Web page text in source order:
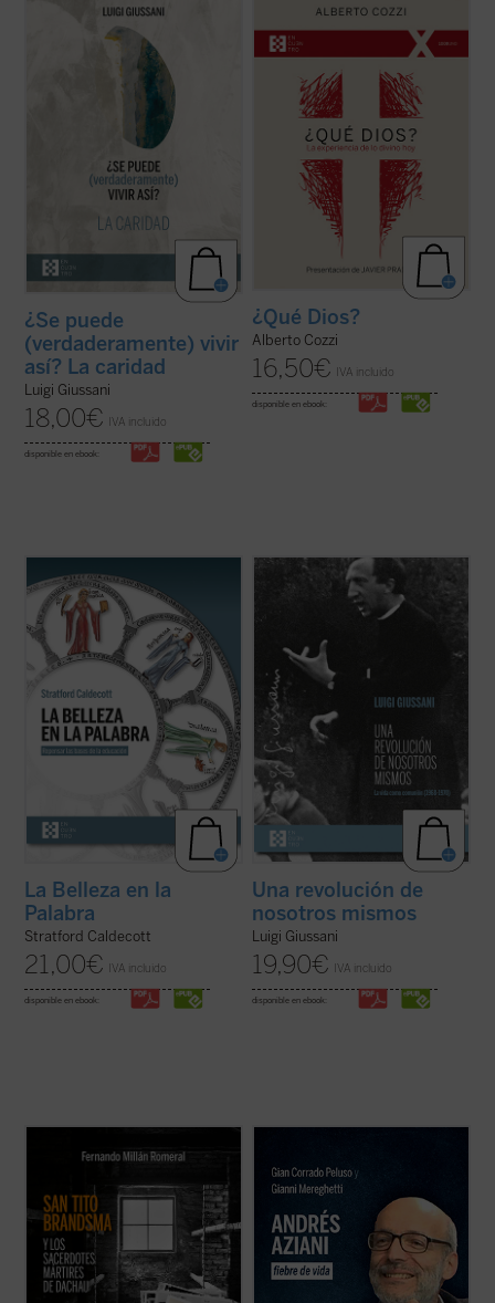
este tercer y último volumen dedicado a la
caridad, junto con su condición esencial, el
sacrificio, y su consecuencia práctica, la
(ver ficha)
¿Se puede
(verdaderamente) vivir
así? La caridad
Luigi Giussani
18,00€ IVA incluido
disponible en ebook:
sobre Dios no es meramente un ejercicio
intelectual, sino una apertura, un desafío a
ampliar nuestra comprensión de la
experiencia humana....(ver ficha)
¿Qué Dios?
Alberto Cozzi
16,50€ IVA incluido
disponible en ebook:
La Belleza en la Palabra
contribución única para devolver la
realidad al centro del aprendizaje. A los
interrogantes ¿qué es una buena
educación? o ¿para qué sirve?, Stratford
Caldecott ensaya una respuesta arrojando
una nueva ...(ver ficha)
La Belleza en la
Palabra
Stratford Caldecott
21,00€ IVA incluido
disponible en ebook:
Los textos reunidos en este libro
pertenecen a un momento delicado y
crucial de la historia de Comunión y
Liberación (CL). Se remontan a los años
nacida de don Giussani en 1954 sufrió una
profunda ...(ver ficha)
Una revolución de
nosotros mismos
Luigi Giussani
19,90€ IVA incluido
disponible en ebook:
sufrieron cautiverio en Dachau. De ellos,
las penalidades unos 1.800, de los cuales,
1.106 polacos. El carmelita holandés Tito
Brandsma ha sido ya canonizado y 57 ...
(ver ficha)
beatificación en 2016 de un profesor de
filosofía italiano llamado Andrés Aziani.
¿Quién fue este docente que impactó de tal
forma las vidas de tantas personas a ...
(ver
ficha)